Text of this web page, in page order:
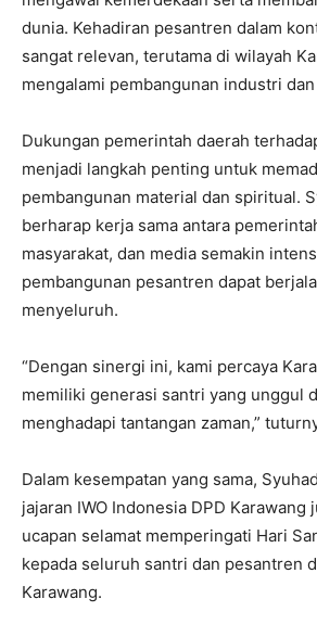
dunia. Kehadiran pesantren dalam
sangat relevan, terutama di wilayah
mengalami pembangunan industri
Dukungan pemerintah daerah
menjadi langkah penting untuk
pembangunan material dan spiritual.
berharap kerja sama antara
masyarakat, dan media semakin
pembangunan pesantren dapat
menyeluruh.
“Dengan sinergi ini, kami percaya
memiliki generasi santri yang unggul
menghadapi tantangan zaman,”
Dalam kesempatan yang sama,
jajaran IWO Indonesia DPD Karawang
ucapan selamat memperingati Hari
kepada seluruh santri dan pesantren
Karawang.